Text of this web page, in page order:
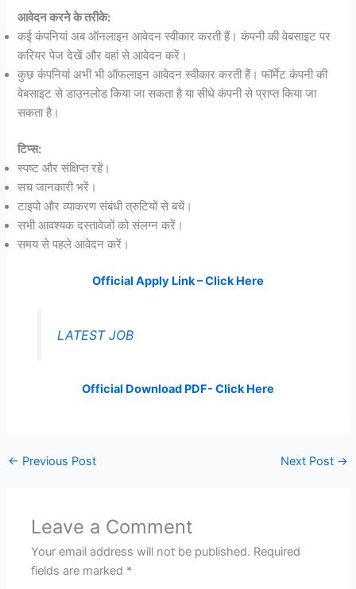
आवेदन करने के तरीके:
कई कंपनियां अब ऑनलाइन आवेदन स्वीकार करती हैं। कंपनी की वेबसाइट पर
करियर पेज देखें और वहां से आवेदन करें।
कुछ कंपनियां अभी भी ऑफलाइन आवेदन स्वीकार करती हैं। फॉर्मेट कंपनी की
वेबसाइट से डाउनलोड किया जा सकता है या सीधे कंपनी से प्राप्त किया जा
सकता है।
टिप्स:
स्पष्ट और संक्षिप्त रहें।
सच जानकारी भरें।
टाइपो और व्याकरण संबंधी त्रुटियों से बचें।
सभी आवश्यक दस्तावेजों को संलग्न करें।
समय से पहले आवेदन करें।
Official Apply Link – Click Here
LATEST JOB
Official Download PDF- Click Here
← Previous Post Next Post →
Leave a Comment
Your email address will not be published. Required
fields are marked *